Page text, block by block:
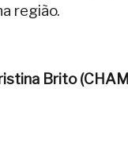
região.
Brito